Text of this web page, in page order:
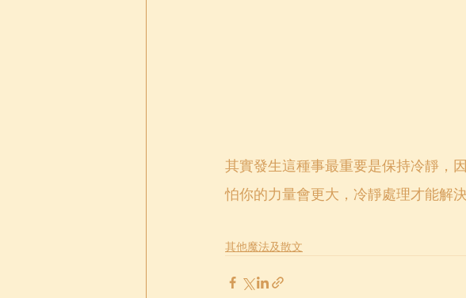
其實發生這種事最重要是保持冷靜，
怕你的力量會更大，冷靜處理才能解
其他魔法及散文